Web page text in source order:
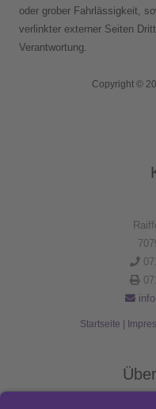
oder grober Fahrlässigkeit,
verlinkter externer Seiten
Verantwortung.
Copyright ©
Startseite